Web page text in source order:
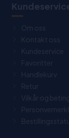
Om oss
Kontakt oss
Kundeservice
Favoritter
Handlekurv
Retur
Vilkår og